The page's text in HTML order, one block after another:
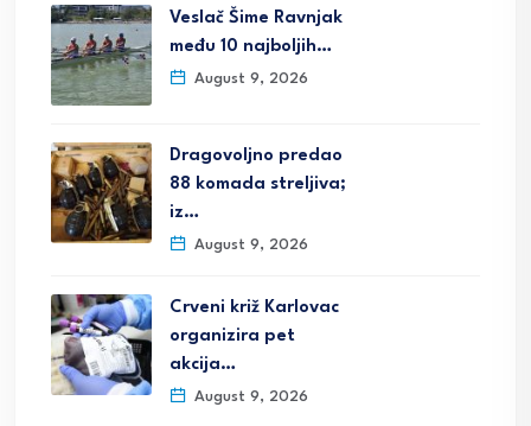
Veslač Šime Ravnjak
među 10 najboljih…
August 9, 2026
Dragovoljno predao
88 komada streljiva;
iz…
August 9, 2026
Crveni križ Karlovac
organizira pet
akcija…
August 9, 2026